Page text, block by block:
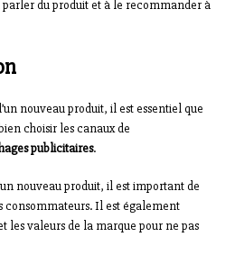
du produit et à le recommander à
nouveau produit, il est essentiel que
choisir les canaux de
publicitaires.
nouveau produit, il est important de
consommateurs. Il est également
les valeurs de la marque pour ne pas